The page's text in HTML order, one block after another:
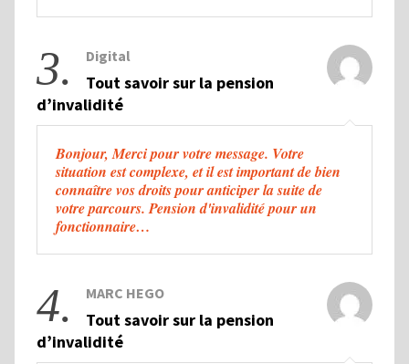
3. Digital
Tout savoir sur la pension
d’invalidité
Bonjour, Merci pour votre message. Votre
situation est complexe, et il est important de bien
connaître vos droits pour anticiper la suite de
votre parcours. Pension d'invalidité pour un
fonctionnaire…
4. MARC HEGO
Tout savoir sur la pension
d’invalidité